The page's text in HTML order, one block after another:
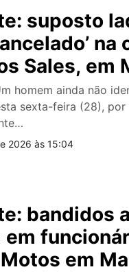
suposto
Sales, em
homem ainda não
sexta-feira (28),
2026 às 15:04
bandidos
em
em